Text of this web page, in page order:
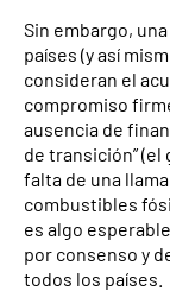
Sin embargo,
países (y así
consideran el
compromiso
ausencia de
de transición”
falta de una
combustibles
es algo
por consenso y
todos los países.